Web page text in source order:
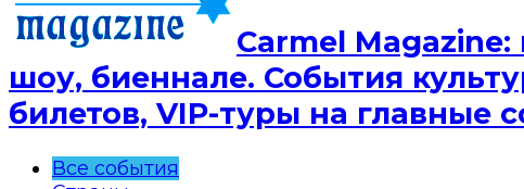
Сarmel
шоу, биеннале. События
билетов, VIP-туры на главные
Все события